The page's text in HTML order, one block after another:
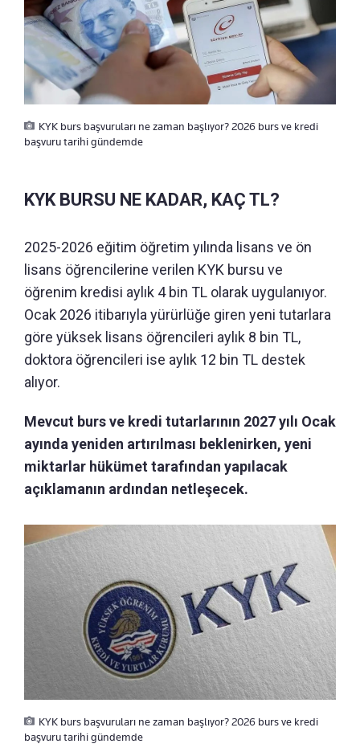
KYK burs başvuruları ne zaman başlıyor? 2026 burs ve kredi
başvuru tarihi gündemde
KYK BURSU NE KADAR, KAÇ TL?
2025-2026 eğitim öğretim yılında lisans ve ön
lisans öğrencilerine verilen KYK bursu ve
öğrenim kredisi aylık 4 bin TL olarak uygulanıyor.
Ocak 2026 itibarıyla yürürlüğe giren yeni tutarlara
göre yüksek lisans öğrencileri aylık 8 bin TL,
doktora öğrencileri ise aylık 12 bin TL destek
alıyor.
Mevcut burs ve kredi tutarlarının 2027 yılı Ocak
ayında yeniden artırılması beklenirken, yeni
miktarlar hükümet tarafından yapılacak
açıklamanın ardından netleşecek.
KYK burs başvuruları ne zaman başlıyor? 2026 burs ve kredi
başvuru tarihi gündemde